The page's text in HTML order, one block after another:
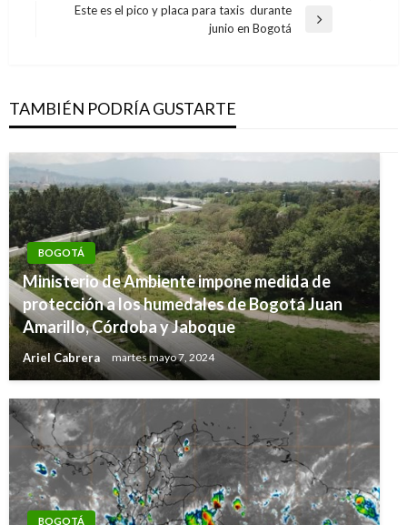
anteriorEste es el pico y placa para taxis durante
junio en Bogotá
TAMBIÉN PODRÍA GUSTARTE
BOGOTÁ
Ministerio de Ambiente impone medida de
protección a los humedales de Bogotá Juan
Amarillo, Córdoba y Jaboque
Ariel Cabrera martes mayo 7, 2024
BOGOTÁ